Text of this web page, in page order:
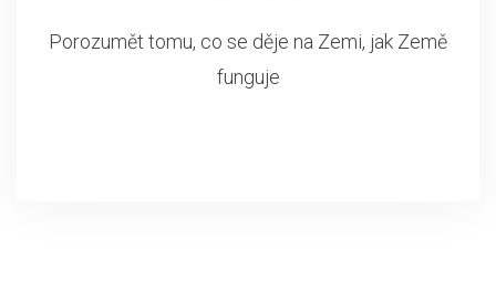
Porozumět tomu, co se děje na Zemi, jak Země
funguje